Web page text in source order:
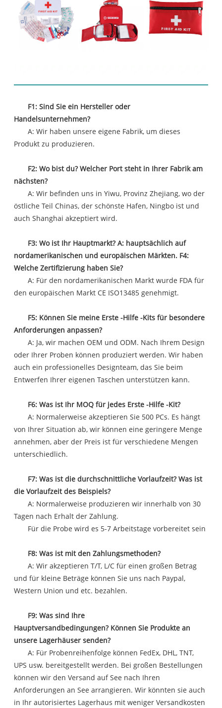
F1: Sind Sie ein Hersteller oder
Handelsunternehmen?
A: Wir haben unsere eigene Fabrik, um dieses
Produkt zu produzieren.
F2: Wo bist du? Welcher Port steht in Ihrer Fabrik am
nächsten?
A: Wir befinden uns in Yiwu, Provinz Zhejiang, wo der
östliche Teil Chinas, der schönste Hafen, Ningbo ist und
auch Shanghai akzeptiert wird.
F3: Wo ist Ihr Hauptmarkt? A: hauptsächlich auf
nordamerikanischen und europäischen Märkten. F4:
Welche Zertifizierung haben Sie?
A: Für den nordamerikanischen Markt wurde FDA für
den europäischen Markt CE ISO13485 genehmigt.
F5: Können Sie meine Erste -Hilfe -Kits für besondere
Anforderungen anpassen?
A: Ja, wir machen OEM und ODM. Nach Ihrem Design
oder Ihrer Proben können produziert werden. Wir haben
auch ein professionelles Designteam, das Sie beim
Entwerfen Ihrer eigenen Taschen unterstützen kann.
F6: Was ist Ihr MOQ für jedes Erste -Hilfe -Kit?
A: Normalerweise akzeptieren Sie 500 PCs. Es hängt
von Ihrer Situation ab, wir können eine geringere Menge
annehmen, aber der Preis ist für verschiedene Mengen
unterschiedlich.
F7: Was ist die durchschnittliche Vorlaufzeit? Was ist
die Vorlaufzeit des Beispiels?
A: Normalerweise produzieren wir innerhalb von 30
Tagen nach Erhalt der Zahlung.
Für die Probe wird es 5-7 Arbeitstage vorbereitet sein
F8: Was ist mit den Zahlungsmethoden?
A: Wir akzeptieren T/T, L/C für einen großen Betrag
und für kleine Beträge können Sie uns nach Paypal,
Western Union und etc. bezahlen.
F9: Was sind Ihre
Hauptversandbedingungen? Können Sie Produkte an
unsere Lagerhäuser senden?
A: Für Probenreihenfolge können FedEx, DHL, TNT,
UPS usw. bereitgestellt werden. Bei großen Bestellungen
können wir den Versand auf See nach Ihren
Anforderungen an See arrangieren. Wir könnten sie auch
in Ihr autorisiertes Lagerhaus mit weniger Versandkosten